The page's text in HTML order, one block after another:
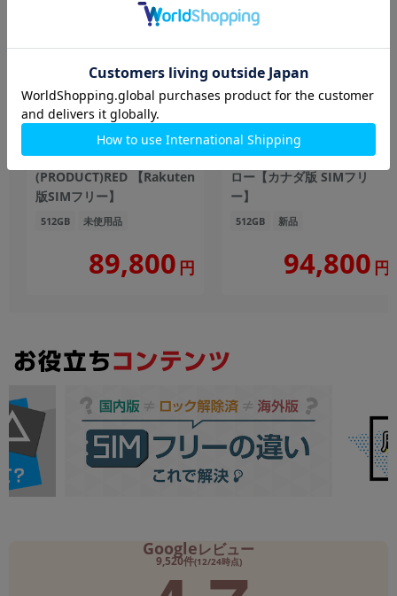
iPhone14 Plus A2885
(MQ4V3J/A) 512GB
(PRODUCT)RED 【Rakuten
版SIMフリー】
512GB 未使用品
89,800 円
iPhone14 Plus A2885
(MR663VC/A) 512GB イエ
ロー【カナダ版 SIMフリ
ー】
512GB 新品
94,800 円
Googleレビュー
9,520件(12/24時点)